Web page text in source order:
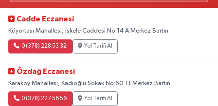
Cadde Eczanesi
Köyortası Mahallesi, İskele Caddesi No:14 A Merkez Bartın
0 (378) 228 53 32 Yol Tarifi Al
Özdağ Eczanesi
Karaköy Mahallesi, Kadıoğlu Sokak No:60 11 Merkez Bartın
0 (378) 227 56 56 Yol Tarifi Al